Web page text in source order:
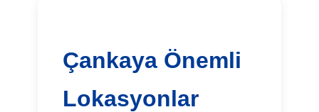
Çankaya Önemli
Lokasyonlar